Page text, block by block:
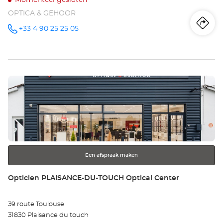
OPTICA & GEHOOR
telefoonnummer
+33 4 90 25 25 05
Druk
op
ENTER
toets
voor
meer
Een afspraak maken
Winkel:
Opticien PLAISANCE-DU-TOUCH Optical Center
39 route Toulouse
31830 Plaisance du touch